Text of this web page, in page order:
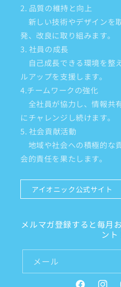
2. 品質の維持と向上
新しい技術やデザインを
発、改良に取り組みます。
3. 社員の成長
自己成長できる環境を整
ルアップを支援します。
4.チームワークの強化
全社員が協力し、情報共
にチャレンジし続けます。
5. 社会貢献活動
地域や社会への積極的な
会的責任を果たします。
アイオニック公式サイト
メルマガ登録すると毎月
ント
メール